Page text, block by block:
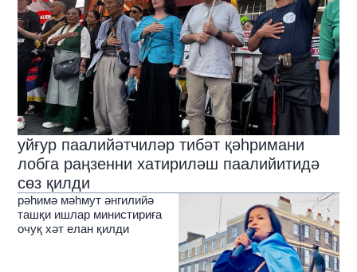
уйғур паалийәтчиләр тибәт қәһримани
лобга раңзенни хатириләш паалийитидә
сөз қилди
рәһимә мәһмут әнгилийә
ташқи ишлар министириға
очуқ хәт елан қилди